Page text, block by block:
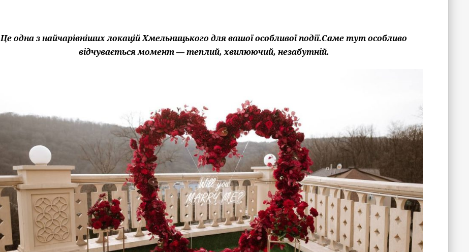
Це одна з найчарівніших локацій Хмельницького для вашої особливої події.Саме тут особливо
відчувається момент — теплий, хвилюючий, незабутній.